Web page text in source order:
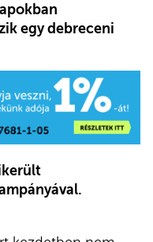
egy debreceni